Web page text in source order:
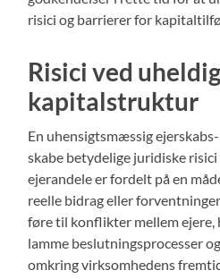
risici og barrierer for
Risici ved
kapitalstruktur
En uhensigtsmæssig
skabe betydelige juridiske
ejerandele er fordelt på en
reelle bidrag eller
føre til konflikter mellem
lamme beslutningsprocesser
omkring virksomhedens